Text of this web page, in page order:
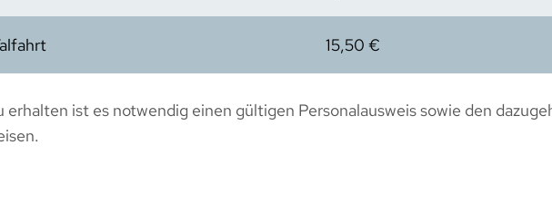
15,50 €
ist es notwendig einen gültigen Personalausweis sowie den